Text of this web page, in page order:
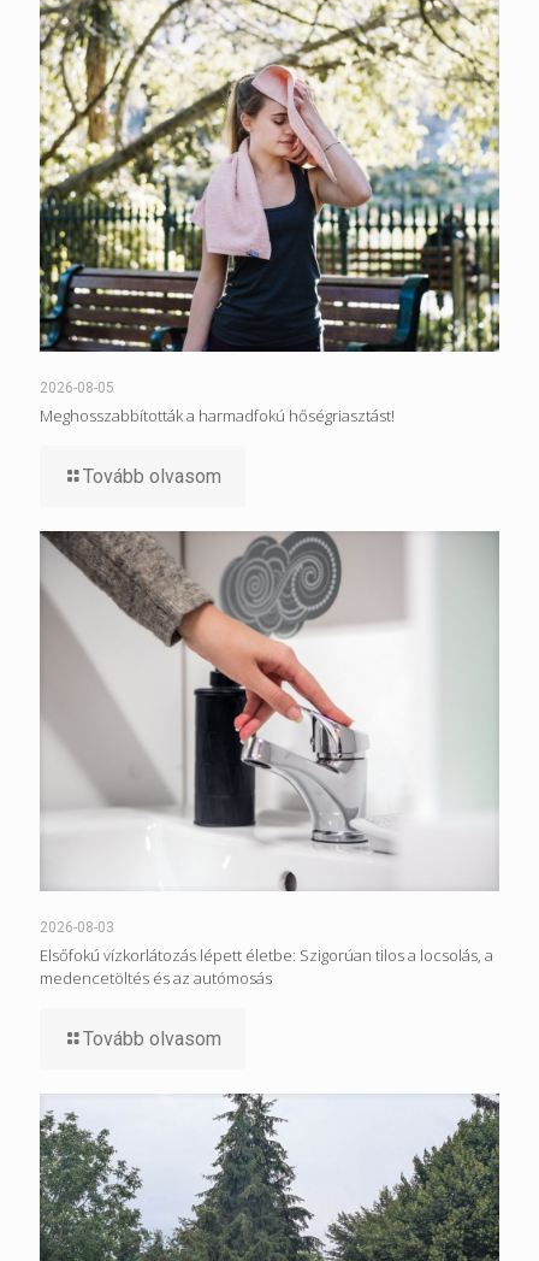
2026-08-05
Meghosszabbították a harmadfokú hőségriasztást!
Tovább olvasom
2026-08-03
Elsőfokú vízkorlátozás lépett életbe: Szigorúan tilos a locsolás, a
medencetöltés és az autómosás
Tovább olvasom